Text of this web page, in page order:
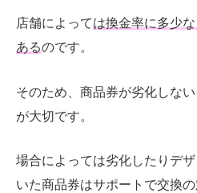
店舗によっては換金率に多少
あるのです。
そのため、商品券が劣化しな
が大切です。
場合によっては劣化したりデ
いた商品券はサポートで交換